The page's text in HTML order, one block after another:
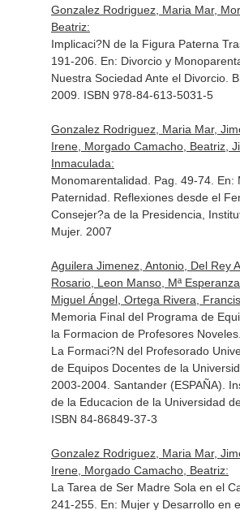
Gonzalez Rodriguez, Maria Mar,
Beatriz:
Implicaci?N de la Figura Paterna
191-206. En: Divorcio y
Nuestra Sociedad Ante el Divorcio.
2009. ISBN 978-84-613-5031-5
Gonzalez Rodriguez, Maria Mar,
Irene, Morgado Camacho, Beatriz,
Inmaculada:
Monomarentalidad. Pag. 49-74. En:
Paternidad. Reflexiones desde el
Consejer?a de la Presidencia,
Mujer. 2007
Aguilera Jimenez, Antonio, Del Rey
Rosario, Leon Manso, Mª
Miguel Ángel, Ortega Rivera,
Memoria Final del Programa de
la Formacion de Profesores
La Formaci?N del Profesorado
de Equipos Docentes de la
2003-2004. Santander (ESPAÑA).
de la Educacion de la Universidad
ISBN 84-86849-37-3
Gonzalez Rodriguez, Maria Mar,
Irene, Morgado Camacho, Beatriz:
La Tarea de Ser Madre Sola en el
241-255. En: Mujer y Desarrollo en